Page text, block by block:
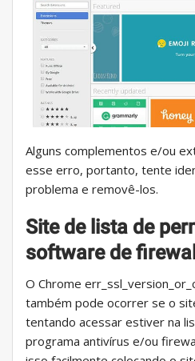
Alguns complementos e/ou
esse erro, portanto, tente
problema e removê-los.
Site de lista de
software de
O Chrome
também pode ocorrer se o
tentando acessar estiver na
programa antivírus e/ou